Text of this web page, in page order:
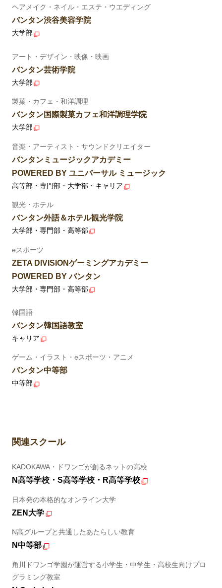
ヘアメイク・ネイル・エステ・ウエディング
バンタン渋谷美容学院
大学部
アート・デザイン・映像・映画
バンタン芸術学院
大学部
製菓・カフェ・和洋調理
バンタン国際製菓カフェ和洋調理学院
大学部
音楽・アーティスト・サウンドクリエイター
バンタンミュージックアカデミー
POWERED BY ユニバーサル ミュージック
高等部・専門部・大学部・キャリア
観光・ホテル
バンタン外語＆ホテル観光学院
大学部・専門部・高等部
eスポーツ
ZETA DIVISIONゲーミングアカデミー
POWERED BY バンタン
大学部・専門部・高等部
韓国語
バンタン韓国語教室
キャリア
ゲーム・イラスト・eスポーツ・アニメ
バンタン中等部
中等部
関連スクール
KADOKAWA・ドワンゴが創るネットの高校
N高等学校・S高等学校・R高等学校
日本発の本格的なオンライン大学
ZEN大学
N高グループと共通したあたらしい教育
N中等部
角川ドワンゴ学園が運営する小学生・中学生・高校生向けプロ
グラミング教室